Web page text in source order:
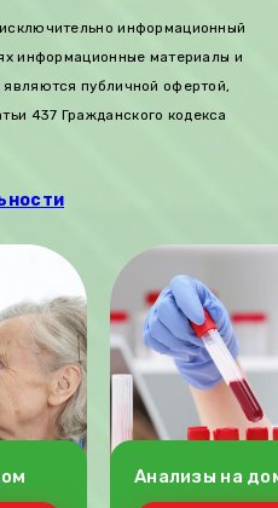
информационный
информационные материалы и
публичной офертой,
437 Гражданского кодекса
Анализы на